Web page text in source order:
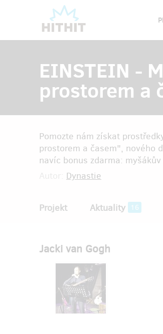
EINSTEIN -
prostorem a
Pomozte nám získat
prostorem a časem", nového
navíc bonus zdarma:
Dynastie
Projekt Aktuality 16
Jacki van Gogh